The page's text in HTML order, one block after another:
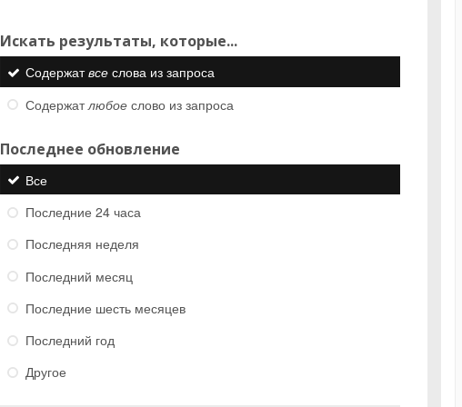
Искать результаты, которые...
Содержатвсеслова из запроса
Содержатлюбоеслово из запроса
Последнее обновление
Все
Последние 24 часа
Последняя неделя
Последний месяц
Последние шесть месяцев
Последний год
Другое